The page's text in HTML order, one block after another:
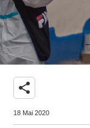
share
18 Mai 2020